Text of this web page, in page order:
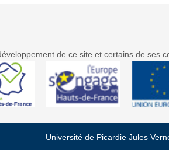
de ce site et certains de ses
Université de Picardie Jules